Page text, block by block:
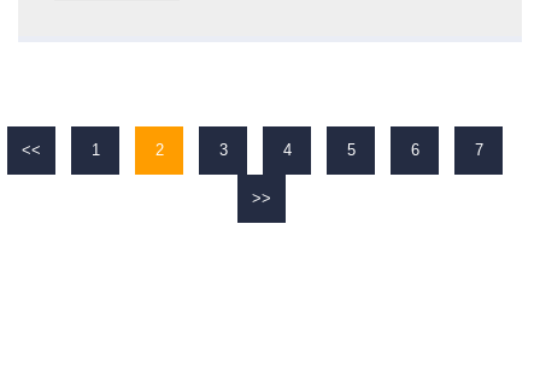
<< 1 2 3 4 5 6 7
>>